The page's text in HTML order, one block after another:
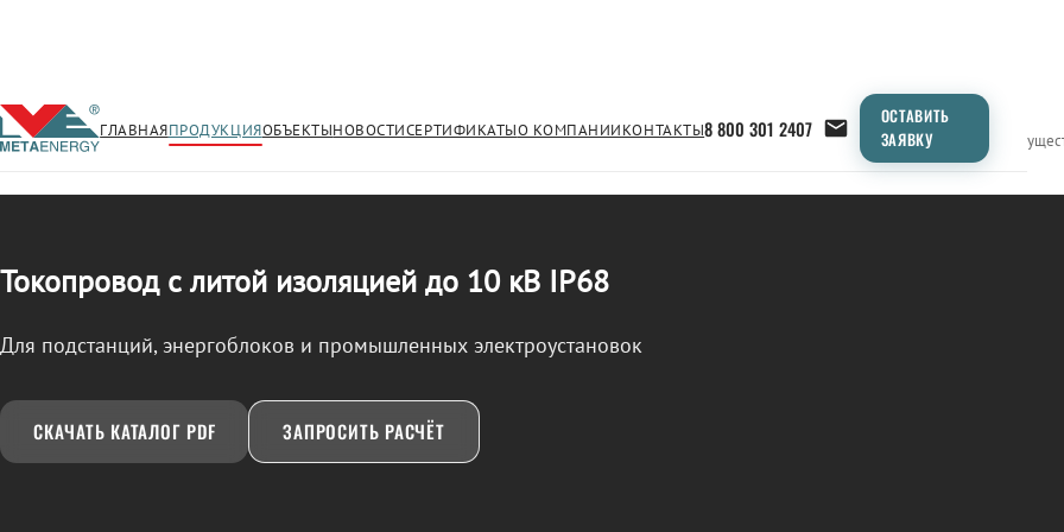
ГЛАВНАЯПРОДУКЦИЯОБЪЕКТЫНОВОСТИСЕРТИФИКАТЫО КОМПАНИИКОНТАКТЫ8 800 301 2407
ОСТАВИТЬ
ЗАЯВКУ
← Продукция/ТОКОПРОВОД Применение Продукция ТипоразмерыСравнение
Токопровод с литой изоляцией до 10 кВ IP68
Для подстанций, энергоблоков и промышленных электроустановок
СКАЧАТЬ КАТАЛОГ PDF ЗАПРОСИТЬ РАСЧЁТ